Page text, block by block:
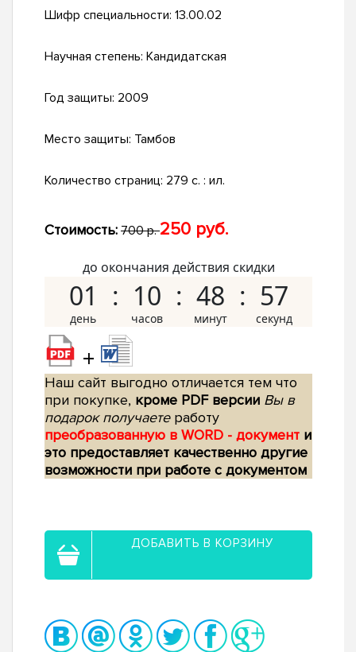
Шифр специальности: 13.00.02
Научная степень: Кандидатская
Год защиты: 2009
Место защиты: Тамбов
Количество страниц: 279 с. : ил.
Стоимость: 700 р.250 руб.
до окончания действия скидки
01 10 48 56
+
Наш сайт выгодно отличается тем что
при покупке, кроме PDF версии Вы в
подарок получаетеработу
преобразованную в WORD - документ и
это предоставляет качественно другие
возможности при работе с документом
ДОБАВИТЬ В КОРЗИНУ